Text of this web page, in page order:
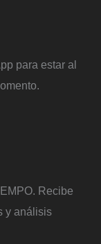
para estar al
Recibe
y análisis